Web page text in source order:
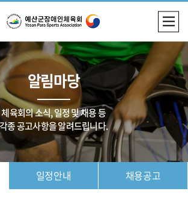
알림마당
체육회의 소식, 일정 및 채용 등
각종 공고사항을 알려드립니다.
일정안내 채용공고